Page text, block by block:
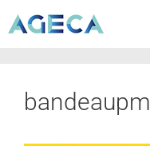
bandeaupm